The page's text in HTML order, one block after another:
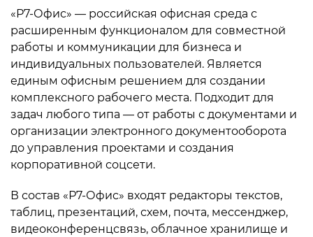
«Р7-Офис» — российская офисная среда с
расширенным функционалом для совместной
работы и коммуникации для бизнеса и
индивидуальных пользователей. Является
единым офисным решением для создании
комплексного рабочего места. Подходит для
задач любого типа — от работы с документами и
организации электронного документооборота
до управления проектами и создания
корпоративной соцсети.
В состав «Р7-Офис» входят редакторы текстов,
таблиц, презентаций, схем, почта, мессенджер,
видеоконференцсвязь, облачное хранилище и